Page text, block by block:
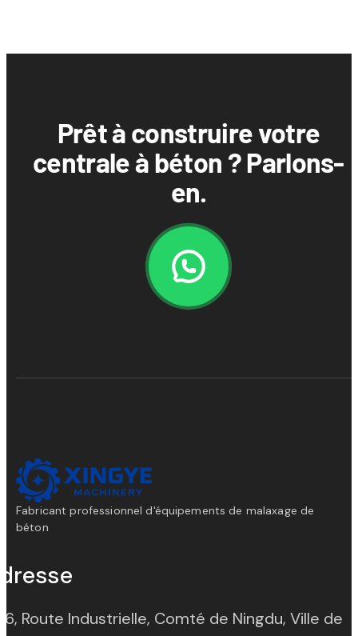
Prêt à construire votre
centrale à béton ? Parlons-
en.
Fabricant professionnel d'équipements de malaxage de
béton
6, Route Industrielle, Comté de Ningdu, Ville de